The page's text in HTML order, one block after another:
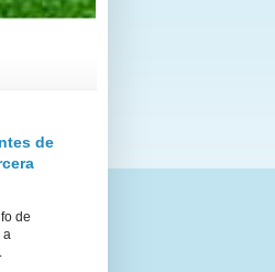
de
de
a